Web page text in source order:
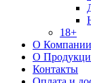
18+
О Компании
О
Контакты